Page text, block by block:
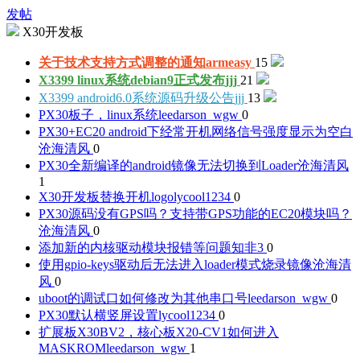
发帖
X30开发板
关于技术支持方式调整的通知armeasy 15
X3399 linux系统debian9正式发布jjj 21
X3399 android6.0系统源码升级公告jjj 13
PX30板子，linux系统leedarson_wgw 0
PX30+EC20 android下经常开机网络信号强度显示为空白
沧海清风 0
PX30全新编译的android镜像无法切换到Loader沧海清风
1
X30开发板替换开机logolycool1234 0
PX30源码没有GPS吗？支持带GPS功能的EC20模块吗？
沧海清风 0
添加新的内核驱动模块报错等问题知非3 0
使用gpio-keys驱动后无法进入loader模式烧录镜像沧海清
风 0
uboot的调试口如何修改为其他串口号leedarson_wgw 0
PX30默认横竖屏设置lycool1234 0
扩展板X30BV2，核心板X20-CV1如何进入
MASKROMleedarson_wgw 1